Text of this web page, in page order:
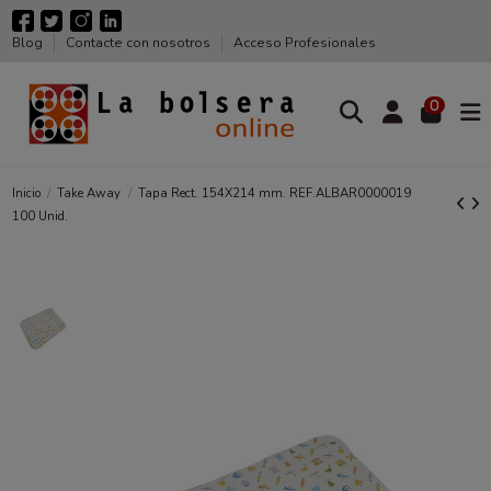
Blog Contacte con nosotros Acceso Profesionales
0
Inicio Take Away
Tapa Rect. 154X214 mm. REF.ALBAR0000019
100 Unid.